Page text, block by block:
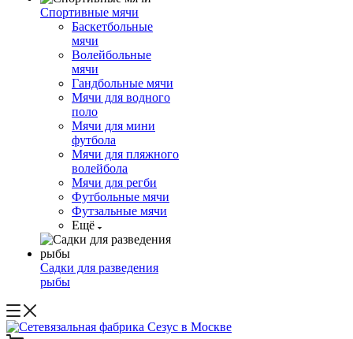
Спортивные мячи
Баскетбольные
мячи
Волейбольные
мячи
Гандбольные мячи
Мячи для водного
поло
Мячи для мини
футбола
Мячи для пляжного
волейбола
Мячи для регби
Футбольные мячи
Футзальные мячи
Ещё
Садки для разведения
рыбы